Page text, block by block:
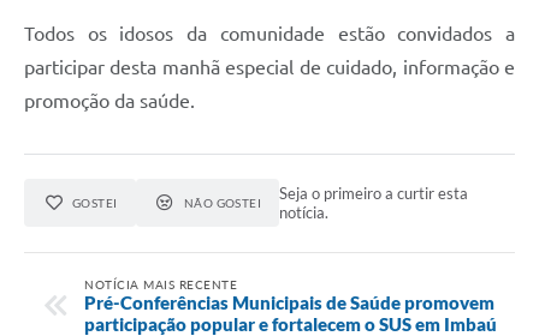
Todos os idosos da comunidade estão convidados a
participar desta manhã especial de cuidado, informação e
promoção da saúde.
GOSTEI NÃO GOSTEI
Seja o primeiro a curtir esta
notícia.
NOTÍCIA MAIS RECENTE
Pré-Conferências Municipais de Saúde promovem
participação popular e fortalecem o SUS em Imbaú